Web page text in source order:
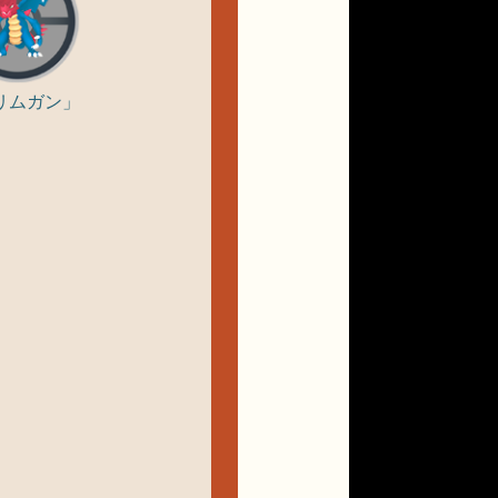
ムガン」